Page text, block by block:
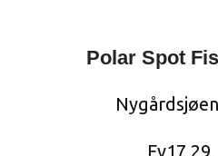
Polar Spot
Fv17